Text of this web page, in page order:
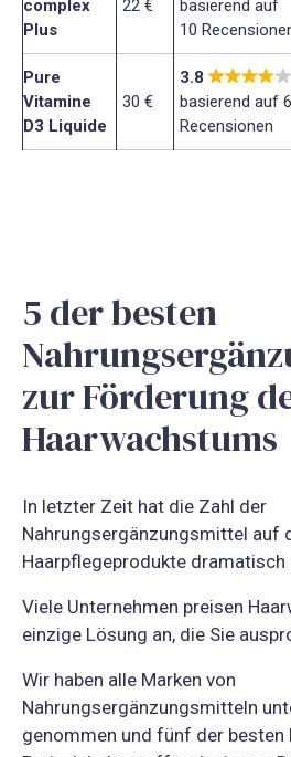
complex
Plus
22 €
basierend auf
10
Pure
Vitamine
D3 Liquide
30 €
3.8
basierend auf 6
Recensionen
5 der besten
zur Förderung
Haarwachstums
In letzter Zeit hat die Zahl der
Nahrungsergänzungsmittel auf
Haarpflegeprodukte dramatisch
Viele Unternehmen preisen
einzige Lösung an, die Sie
Wir haben alle Marken von
Nahrungsergänzungsmitteln
genommen und fünf der besten